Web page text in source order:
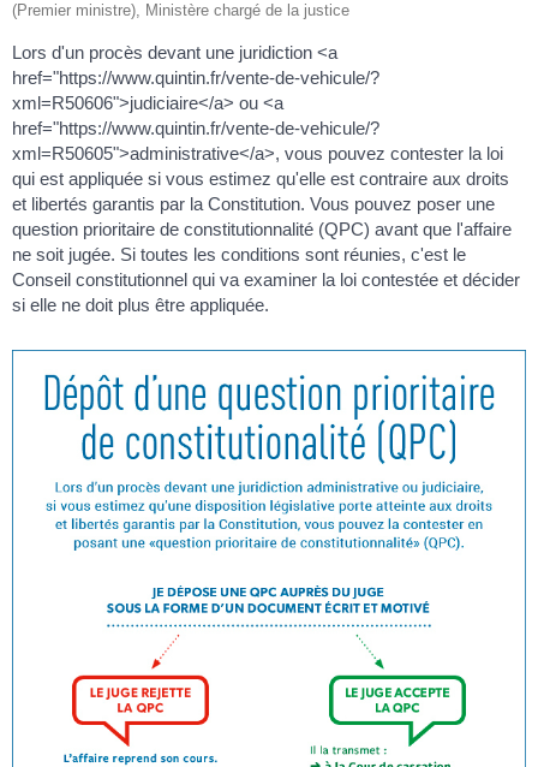
(Premier ministre), Ministère chargé de la justice
Lors d'un procès devant une juridiction <a
href="https://www.quintin.fr/vente-de-vehicule/?
xml=R50606">judiciaire</a> ou <a
href="https://www.quintin.fr/vente-de-vehicule/?
xml=R50605">administrative</a>, vous pouvez contester la loi
qui est appliquée si vous estimez qu'elle est contraire aux droits
et libertés garantis par la Constitution. Vous pouvez poser une
question prioritaire de constitutionnalité (QPC) avant que l'affaire
ne soit jugée. Si toutes les conditions sont réunies, c'est le
Conseil constitutionnel qui va examiner la loi contestée et décider
si elle ne doit plus être appliquée.